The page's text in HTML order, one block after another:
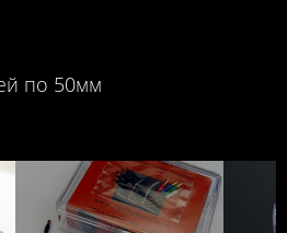
по 50мм
монокристаллической